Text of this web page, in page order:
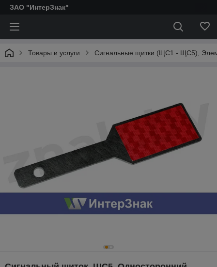
ЗАО "ИнтерЗнак"
Товары и услуги Сигнальные щитки (ЩС1 - ЩС5),